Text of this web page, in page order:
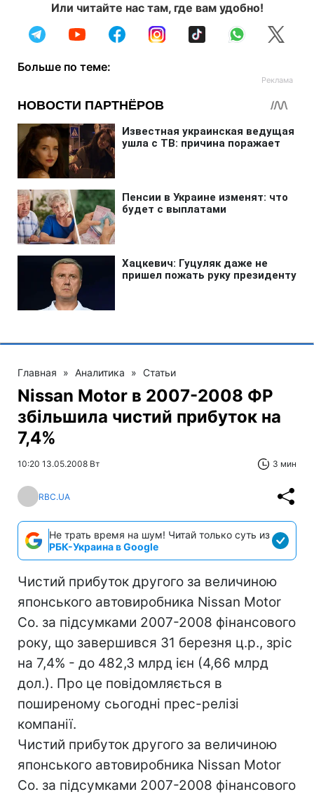
Или читайте нас там, где вам удобно!
Больше по теме:
Главная » Аналитика » Статьи
Nissan Motor в 2007-2008 ФР
збільшила чистий прибуток на
7,4%
10:20 13.05.2008 Вт 3 мин
RBC.UA
Не трать время на шум! Читай только суть из
РБК-Украина в Google
Чистий прибуток другого за величиною
японського автовиробника Nissan Motor
Co. за підсумками 2007-2008 фінансового
року, що завершився 31 березня ц.р., зріс
на 7,4% - до 482,3 млрд ієн (4,66 млрд
дол.). Про це повідомляється в
поширеному сьогодні прес-релізі
компанії.
Чистий прибуток другого за величиною
японського автовиробника Nissan Motor
Co. за підсумками 2007-2008 фінансового